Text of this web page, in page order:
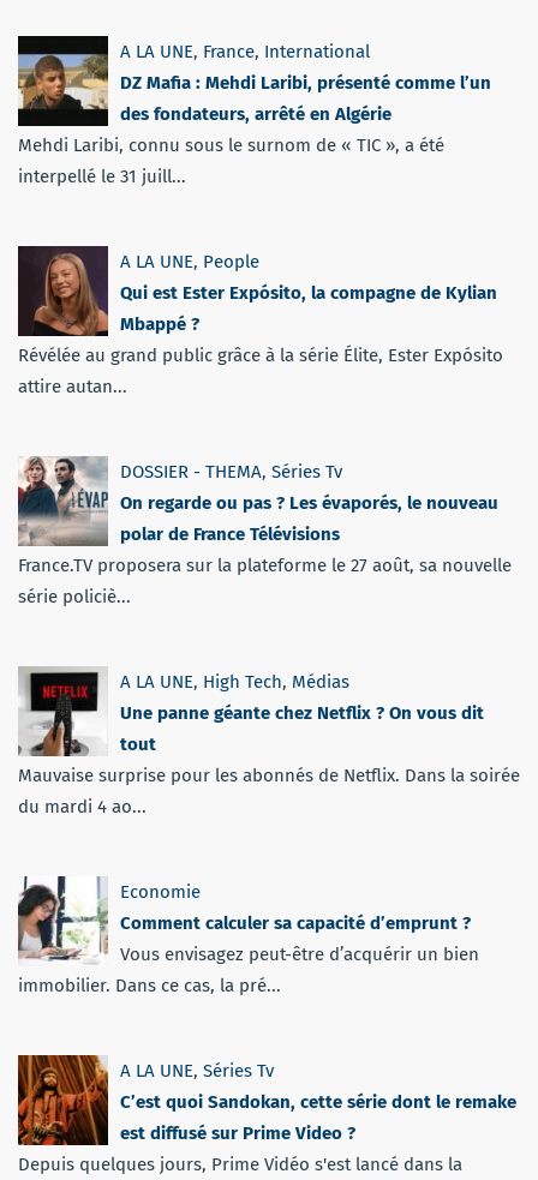
A LA UNE, France, International
DZ Mafia : Mehdi Laribi, présenté comme l’un
des fondateurs, arrêté en Algérie
Mehdi Laribi, connu sous le surnom de « TIC », a été
interpellé le 31 juill...
A LA UNE, People
Qui est Ester Expósito, la compagne de Kylian
Mbappé ?
Révélée au grand public grâce à la série Élite, Ester Expósito
attire autan...
DOSSIER - THEMA, Séries Tv
On regarde ou pas ? Les évaporés, le nouveau
polar de France Télévisions
France.TV proposera sur la plateforme le 27 août, sa nouvelle
série policiè...
A LA UNE, High Tech, Médias
Une panne géante chez Netflix ? On vous dit
tout
Mauvaise surprise pour les abonnés de Netflix. Dans la soirée
du mardi 4 ao...
Economie
Comment calculer sa capacité d’emprunt ?
Vous envisagez peut-être d’acquérir un bien
immobilier. Dans ce cas, la pré...
A LA UNE, Séries Tv
C’est quoi Sandokan, cette série dont le remake
est diffusé sur Prime Video ?
Depuis quelques jours, Prime Vidéo s'est lancé dans la